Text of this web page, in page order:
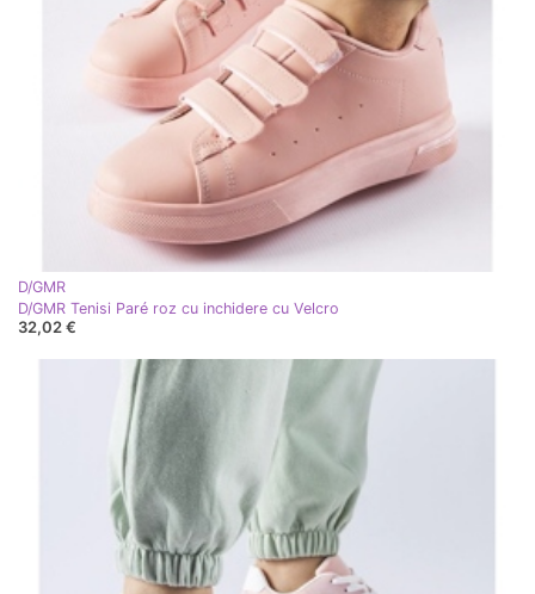
D/GMR
D/GMR Tenisi Paré roz cu inchidere cu Velcro
32,02 €